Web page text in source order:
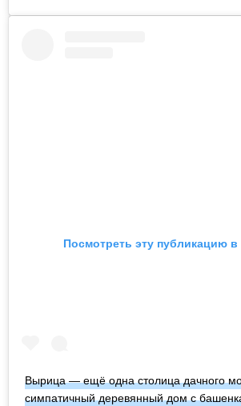
Посмотреть эту публикацию в
Вырица — ещё одна столица дачного
симпатичный деревянный дом с